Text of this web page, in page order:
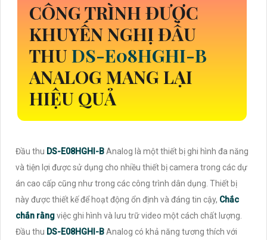
CÔNG TRÌNH ĐƯỢC
KHUYẾN NGHỊ ĐẦU
THUDS-E08HGHI-B
ANALOG MANG LẠI
HIỆU QUẢ
Đầu thu DS-E08HGHI-BAnalog là một thiết bị ghi hình đa năng
và tiện lợi được sử dụng cho nhiều thiết bị camera trong các dự
án cao cấp cũng như trong các công trình dân dụng. Thiết bị
này được thiết kế để hoạt động ổn định và đáng tin cậy, Chắc
chắn rằngviệc ghi hình và lưu trữ video một cách chất lượng.
Đầu thu DS-E08HGHI-BAnalog có khả năng tương thích với